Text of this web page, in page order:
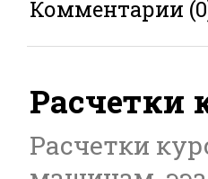
Комментарии
Расчетки
Расчетки